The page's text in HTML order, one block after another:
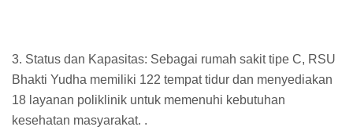
3. Status dan Kapasitas: Sebagai rumah sakit tipe C, RSU
Bhakti Yudha memiliki 122 tempat tidur dan menyediakan
18 layanan poliklinik untuk memenuhi kebutuhan
kesehatan masyarakat. .